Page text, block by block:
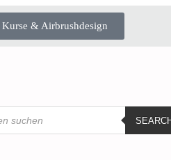
Kurse & Airbrushdesign